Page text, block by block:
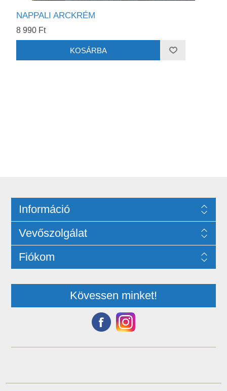
NAPPALI ARCKRÉM
8 990 Ft
Információ
Vevőszolgálat
Fiókom
Kövessen minket!